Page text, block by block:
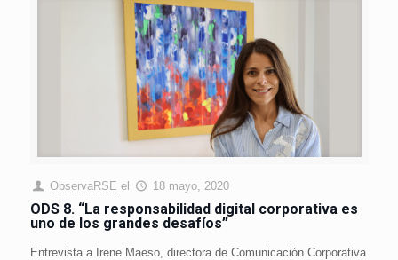
ObservaRSE el 18 mayo, 2020
ODS 8. “La responsabilidad digital corporativa es
uno de los grandes desafíos”
Entrevista a Irene Maeso, directora de Comunicación Corporativa